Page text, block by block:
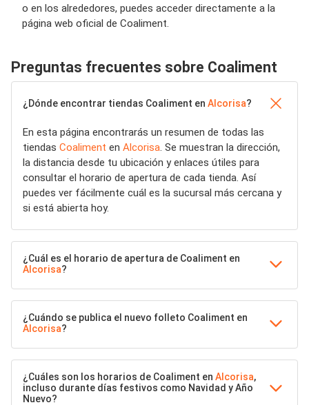
o en los alrededores, puedes acceder directamente a la
página web oficial de Coaliment.
Preguntas frecuentes sobre Coaliment
¿Dónde encontrar tiendas Coaliment en Alcorisa?
En esta página encontrarás un resumen de todas las
tiendas Coaliment en Alcorisa. Se muestran la dirección,
la distancia desde tu ubicación y enlaces útiles para
consultar el horario de apertura de cada tienda. Así
puedes ver fácilmente cuál es la sucursal más cercana y
si está abierta hoy.
¿Cuál es el horario de apertura de Coaliment en
Alcorisa?
¿Cuándo se publica el nuevo folleto Coaliment en
Alcorisa?
¿Cuáles son los horarios de Coaliment en Alcorisa,
incluso durante días festivos como Navidad y Año
Nuevo?